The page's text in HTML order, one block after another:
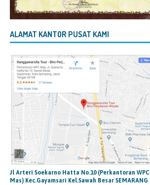
ALAMAT KANTOR PUSAT KAMI
Jl Arteri Soekarno Hatta No.10 (Perkantoran WPC
Mas) Kec.Gayamsari Kel.Sawah Besar SEMARANG